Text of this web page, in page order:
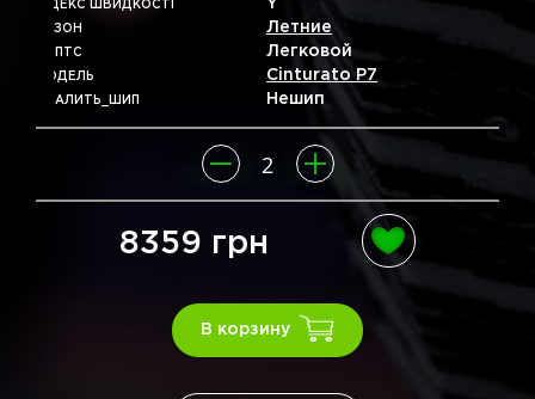
ІНДЕКС ШВИДКОСТІ Y
СЕЗОН Летние
ТИПТС Легковой
МОДЕЛЬ Cinturato P7
УДАЛИТЬ_ШИП Нешип
8359 грн
В корзину